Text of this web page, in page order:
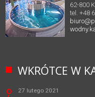
62-800
tel. +48
WKRÓTCE W
27 lutego 2021